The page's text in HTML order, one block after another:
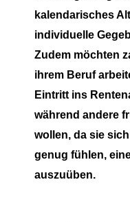
kalendarisches
individuelle
Zudem möchten
ihrem Beruf
Eintritt ins
während andere
wollen, da sie
genug fühlen,
auszuüben.